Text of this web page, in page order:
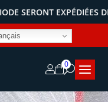
EXPÉDIÉES DÈS
0